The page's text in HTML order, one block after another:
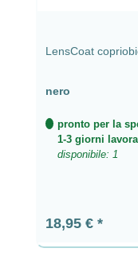
LensCoat
nero
pronto per la
1-3 giorni
disponibile: 1
Prezzo
18,95 €